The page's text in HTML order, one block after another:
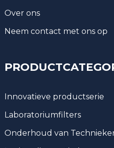
Over ons
Neem contact met ons op
Innovatieve productserie
Laboratoriumfilters
Onderhoud van